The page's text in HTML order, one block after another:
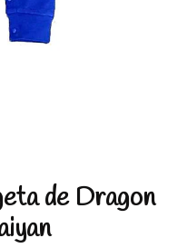
de Dragon